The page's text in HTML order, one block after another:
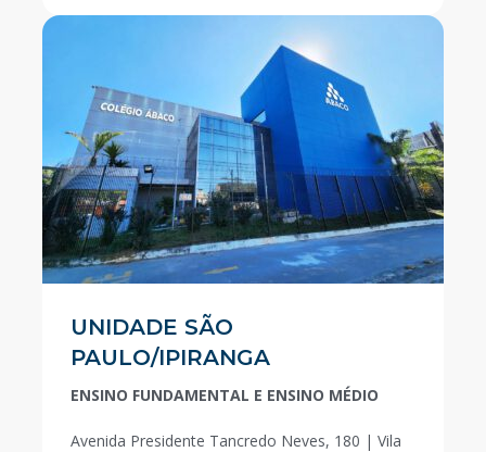
UNIDADE SÃO
PAULO/IPIRANGA
ENSINO FUNDAMENTAL E ENSINO MÉDIO
Avenida Presidente Tancredo Neves, 180 | Vila